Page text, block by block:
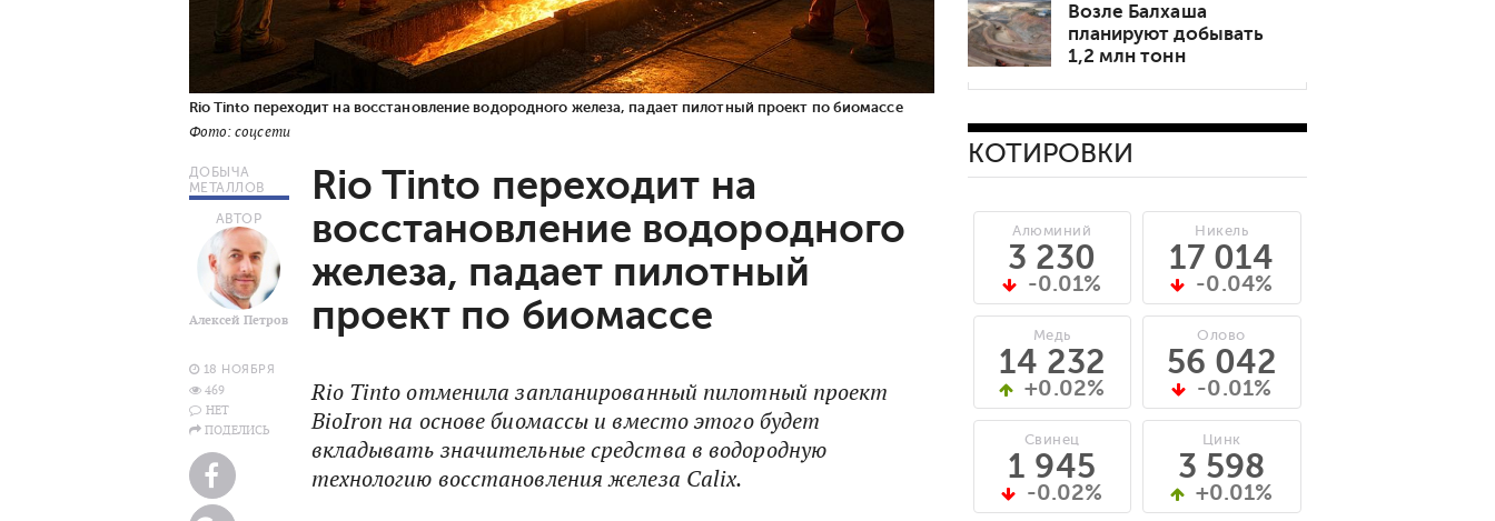
Rio Tinto переходит на восстановление водородного железа, падает пилотный проект по биомассе
Фото: соцсети
ДОБЫЧА
МЕТАЛЛОВ
АВТОР
Алексей Петров
18 НОЯБРЯ
469
НЕТ
ПОДЕЛИСЬ
Rio Tinto переходит на
восстановление водородного
железа, падает пилотный
проект по биомассе
Rio Tinto отменила запланированный пилотный проект
BioIron на основе биомассы и вместо этого будет
вкладывать значительные средства в водородную
технологию восстановления железа Calix.
Возле Балхаша
планируют добывать
1,2 млн тонн
КОТИРОВКИ
Алюминий
3 230
-0.01%
Медь
14 232
+0.02%
Свинец
1 945
-0.02%
Никель
17 014
-0.04%
Олово
56 042
-0.01%
Цинк
3 598
+0.01%